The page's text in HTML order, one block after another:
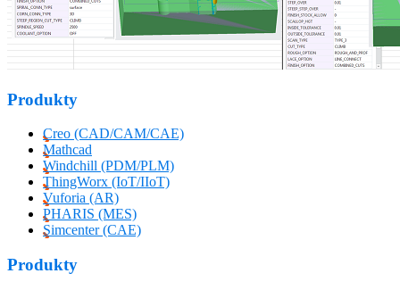
Produkty
Creo (CAD/CAM/CAE)
Mathcad
Windchill (PDM/PLM)
ThingWorx (IoT/IIoT)
Vuforia (AR)
PHARIS (MES)
Simcenter (CAE)
Produkty